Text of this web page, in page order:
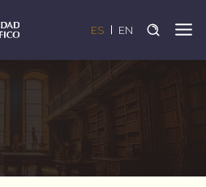
ES EN